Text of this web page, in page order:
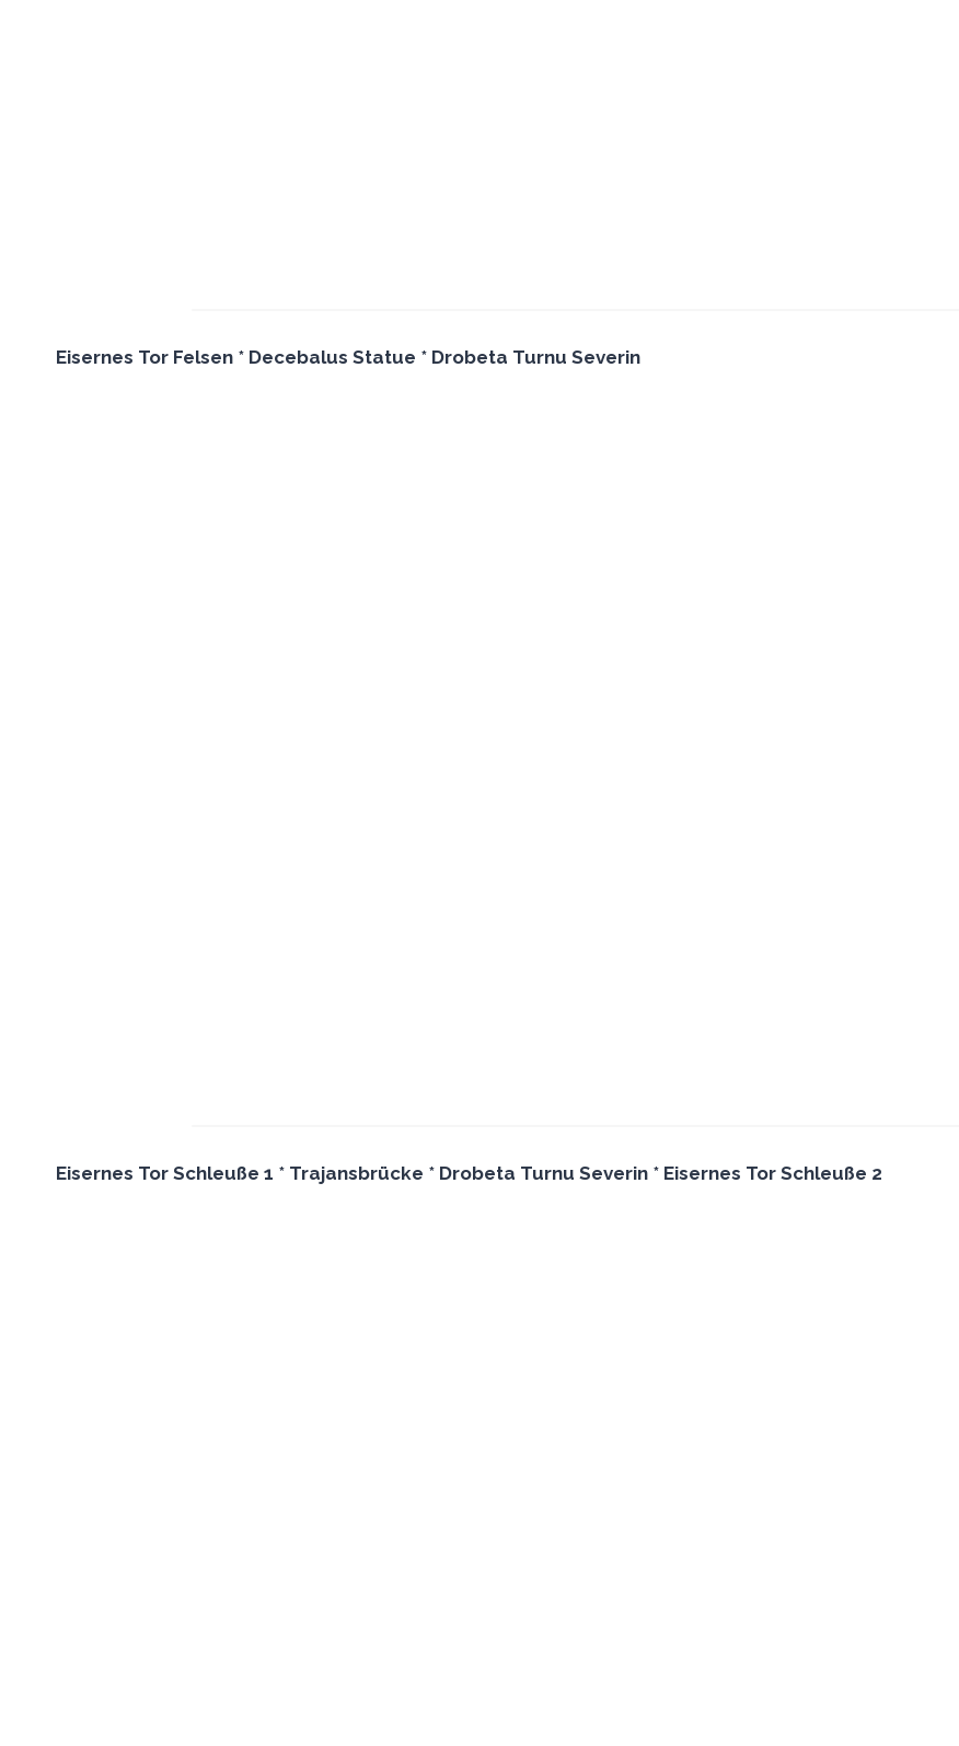
Eisernes Tor Felsen * Decebalus Statue * Drobeta Turnu Severin
Eisernes Tor Schleuße 1 * Trajansbrücke * Drobeta Turnu Severin * Eisernes Tor Schleuße 2